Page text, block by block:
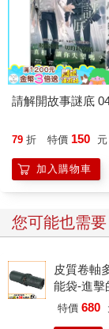
有，糟糕到全世界
視上出現，每個禮
卻因此大賺一票。
通常對話進行到這
錢的唯一原因，是
最後只好跟他買
那些廣告。再加
證，即便他推出
支讓人不敢領教的
然後我會繼續闡明
燥乏味的台詞。這
了進來，這個小姐
卸下心防，然後就
號呢？大概還在酒
通常我這樣說了以
服，至少不再採
請解開故事謎底
79 折 特價 150 元
加入購物車
您可能也需要
皮質卷軸
能袋-進擊
人A款(調
特價 680